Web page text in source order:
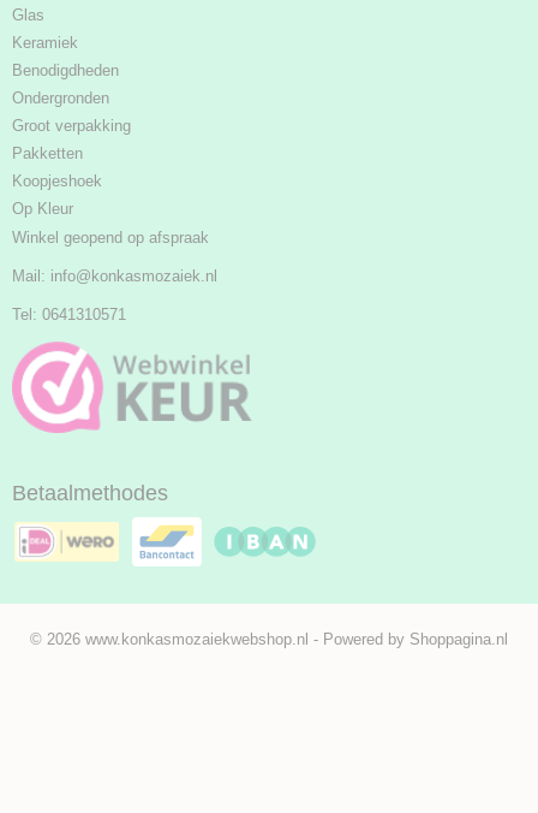
Glas
Keramiek
Benodigdheden
Ondergronden
Groot verpakking
Pakketten
Koopjeshoek
Op Kleur
Winkel geopend op afspraak
Mail: info@konkasmozaiek.nl
Tel: 0641310571
Betaalmethodes
© 2026 www.konkasmozaiekwebshop.nl - Powered by Shoppagina.nl